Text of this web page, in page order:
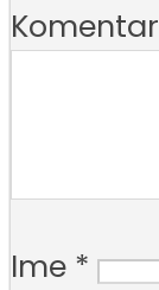
Komentar
Ime *